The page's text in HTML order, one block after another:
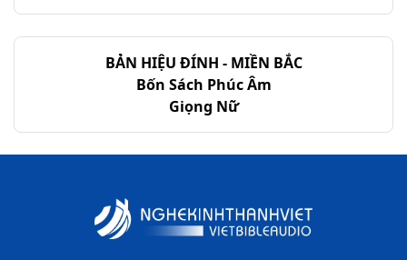
BẢN HIỆU ĐÍNH - MIỀN BẮC
Bốn Sách Phúc Âm
Giọng Nữ